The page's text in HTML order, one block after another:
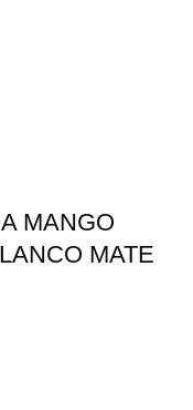
MANGO
MATE